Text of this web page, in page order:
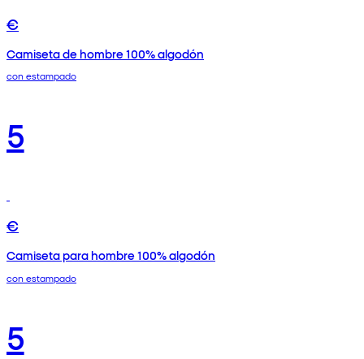
€
Camiseta de hombre 100% algodón
con estampado
5
€
Camiseta para hombre 100% algodón
con estampado
5